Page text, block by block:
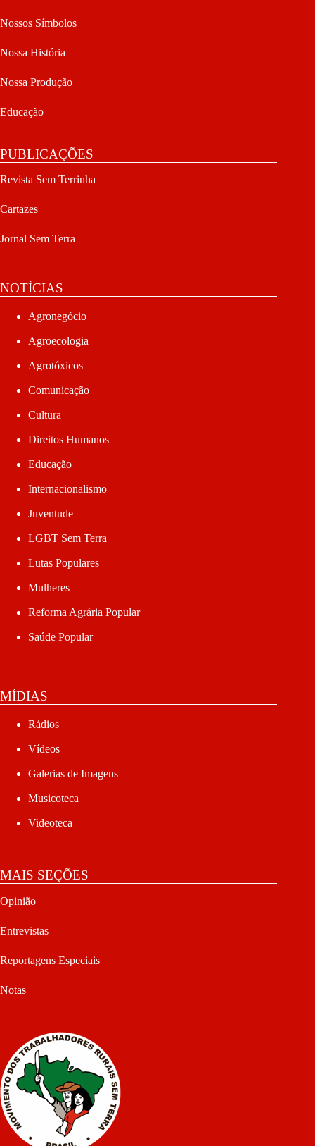
Nossos Símbolos
Nossa História
Nossa Produção
Educação
PUBLICAÇÕES
Revista Sem Terrinha
Cartazes
Jornal Sem Terra
NOTÍCIAS
Agronegócio
Agroecologia
Agrotóxicos
Comunicação
Cultura
Direitos Humanos
Educação
Internacionalismo
Juventude
LGBT Sem Terra
Lutas Populares
Mulheres
Reforma Agrária Popular
Saúde Popular
MÍDIAS
Rádios
Vídeos
Galerias de Imagens
Musicoteca
Videoteca
MAIS SEÇÕES
Opinião
Entrevistas
Reportagens Especiais
Notas